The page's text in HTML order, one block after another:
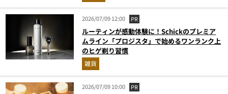
2026/07/09 12:00 PR
ルーティンが感動体験に！Schickのプレミア
ムライン「プロジスタ」で始めるワンランク上
のヒゲ剃り習慣
雑貨
2026/07/09 10:00 PR